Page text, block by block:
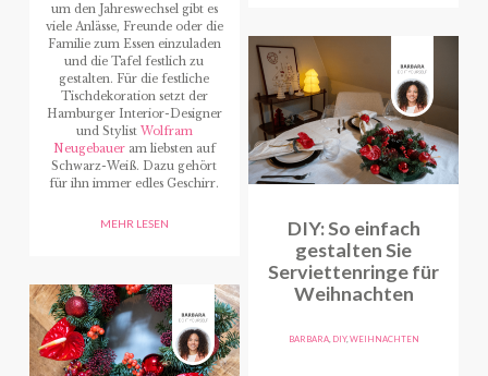
um den Jahreswechsel gibt es
viele Anlässe, Freunde oder die
Familie zum Essen einzuladen
und die Tafel festlich zu
gestalten. Für die festliche
Tischdekoration setzt der
Hamburger Interior-Designer
und Stylist Wolfram
Neugebaueram liebsten auf
Schwarz-Weiß. Dazu gehört
für ihn immer edles Geschirr.
MEHR LESEN
DIY: So einfach
gestalten Sie
Serviettenringe für
Weihnachten
BARBARA, DIY, WEIHNACHTEN